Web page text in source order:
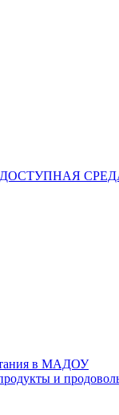
в МАДОУ
и